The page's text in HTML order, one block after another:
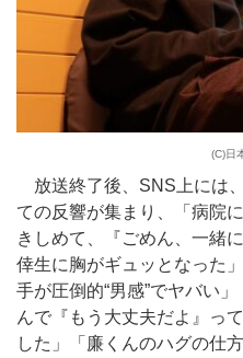
(C)日
放送終了後、SNS上には
ての反響が集まり、「病院
きしめて、『ごめん、一緒
倖生に胸がギュッとなった
手が圧倒的“男感”でヤバい
んで『もう大丈夫だよ』っ
した」「廉くんのハグの仕